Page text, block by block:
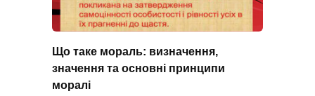
Що таке мораль: визначення,
значення та основні принципи
моралі